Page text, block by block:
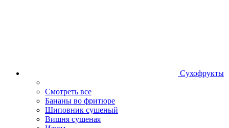
Сухофрукты
Смотреть все
Бананы во фритюре
Шиповник сушеный
Вишня сушеная